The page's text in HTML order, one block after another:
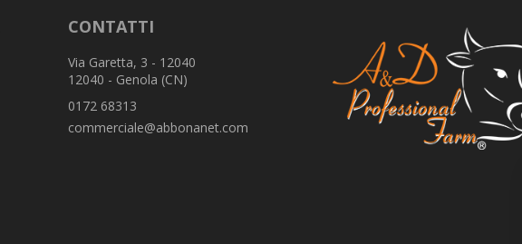
CONTATTI
Via Garetta, 3 - 12040
12040 - Genola (CN)
0172 68313
commerciale@abbonanet.com